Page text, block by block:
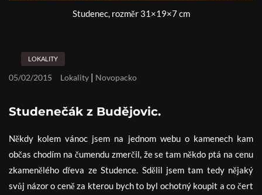
Studenec, rozměr 31×19×7 cm
LOKALITY
05/02/2015 Lokality | Novopacko
Studenečák z Budějovic.
Někdy kolem vánoc jsem na jednom webu o kamenech kam
občas chodím na čumendu zmerčil, že se tam někdo ptá na cenu
zkamenělého dřeva ze Studence. Sdělil jsem tam tedy nějaký
svůj názor o ceně za kterou bych to byl ochotný koupit a co čert